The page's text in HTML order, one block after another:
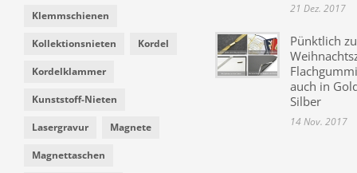
Klemmschienen
Kollektionsnieten Kordel
Kordelklammer
Kunststoff-Nieten
Lasergravur Magnete
Magnettaschen
21 Dez. 2017
Pünktlich
auch in
Silber
14 Nov. 2017